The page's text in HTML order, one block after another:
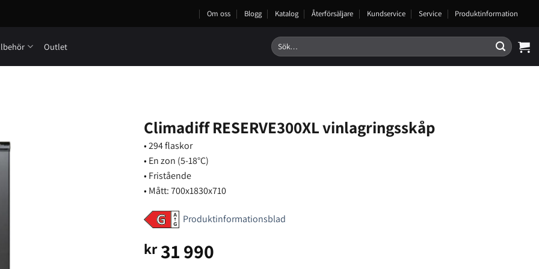
Om oss Blogg Katalog Återförsäljare Kundservice Service Produktinformation
Outlet
Sök
efter:
Climadiff RESERVE300XL vinlagringsskåp
• 294 flaskor
• En zon (5-18°C)
• Fristående
• Mått: 700x1830x710
Produktinformationsblad
kr31 990